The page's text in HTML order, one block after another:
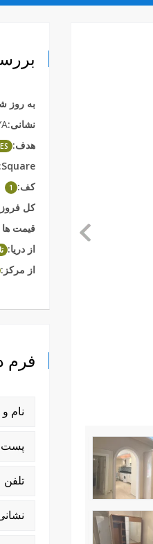
به روز
نشانی:
هدف:
Square:
کف:
1
کل
قیمت ها
از دریا: تا 300 متر
از مرکز:
فرم